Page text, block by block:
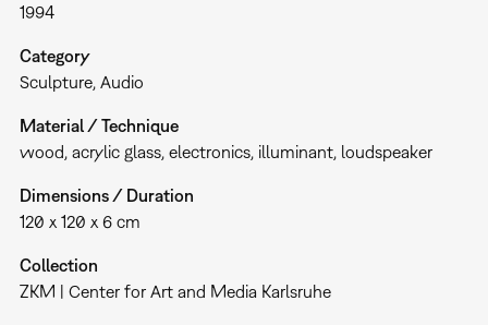
1994
Category
Sculpture Audio
Material / Technique
wood, acrylic glass, electronics, illuminant, loudspeaker
Dimensions / Duration
120 x 120 x 6 cm
Collection
ZKM | Center for Art and Media Karlsruhe